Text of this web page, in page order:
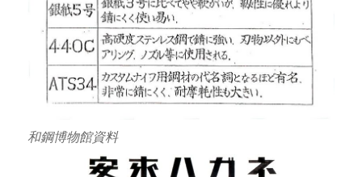
和鋼博物館資料